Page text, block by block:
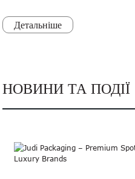
Детальніше
НОВИНИ ТА ПОДІЇ